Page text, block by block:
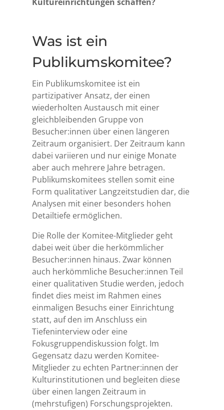
Was ist ein
Publikumskomitee?
Ein Publikumskomitee ist ein
partizipativer Ansatz, der einen
wiederholten Austausch mit einer
gleichbleibenden Gruppe von
Besucher:innen über einen längeren
Zeitraum organisiert. Der Zeitraum kann
dabei variieren und nur einige Monate
aber auch mehrere Jahre betragen.
Publikumskomitees stellen somit eine
Form qualitativer Langzeitstudien dar, die
Analysen mit einer besonders hohen
Detailtiefe ermöglichen.
Die Rolle der Komitee-Mitglieder geht
dabei weit über die herkömmlicher
Besucher:innen hinaus. Zwar können
auch herkömmliche Besucher:innen Teil
einer qualitativen Studie werden, jedoch
findet dies meist im Rahmen eines
einmaligen Besuchs einer Einrichtung
statt, auf den im Anschluss ein
Tiefeninterview oder eine
Fokusgruppendiskussion folgt. Im
Gegensatz dazu werden Komitee-
Mitglieder zu echten Partner:innen der
Kulturinstitutionen und begleiten diese
über einen langen Zeitraum in
(mehrstufigen) Forschungsprojekten.